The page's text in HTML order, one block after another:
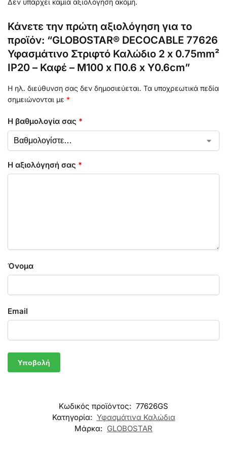
Δεν υπάρχει καμία αξιολόγηση ακόμη.
Κάνετε την πρώτη αξιολόγηση για το
προϊόν: “GLOBOSTAR® DECOCABLE 77626
Υφασμάτινο Στριφτό Καλώδιο 2 x 0.75mm²
IP20 – Καφέ – Μ100 x Π0.6 x Υ0.6cm”
Η ηλ. διεύθυνση σας δεν δημοσιεύεται. Τα υποχρεωτικά πεδία
σημειώνονται με *
Η βαθμολογία σας *
Η αξιολόγησή σας *
Όνομα
Email
Κωδικός προϊόντος: 77626GS
Κατηγορία: Υφασμάτινα Καλώδια
Μάρκα: GLOBOSTAR